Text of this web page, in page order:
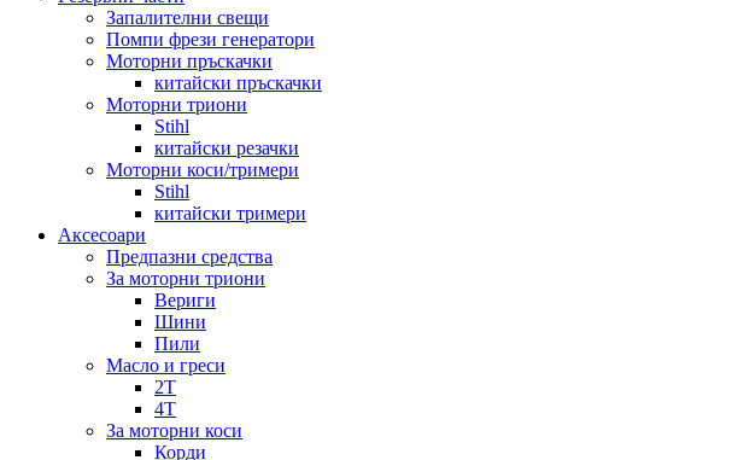
Запалителни свещи
Помпи фрези генератори
Моторни пръскачки
китайски пръскачки
Моторни триони
Stihl
китайски резачки
Моторни коси/тримери
Stihl
китайски тримери
Аксесоари
Предпазни средства
За моторни триони
Вериги
Шини
Пили
Масло и греси
2Т
4Т
За моторни коси
Корди